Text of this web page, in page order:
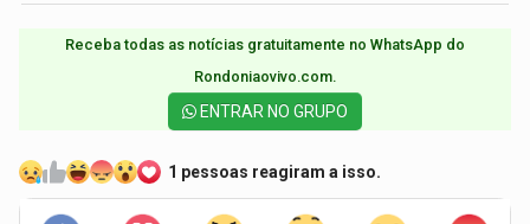
Receba todas as notícias gratuitamente no WhatsApp do
Rondoniaovivo.com.​
ENTRAR NO GRUPO
1 pessoas reagiram a isso.